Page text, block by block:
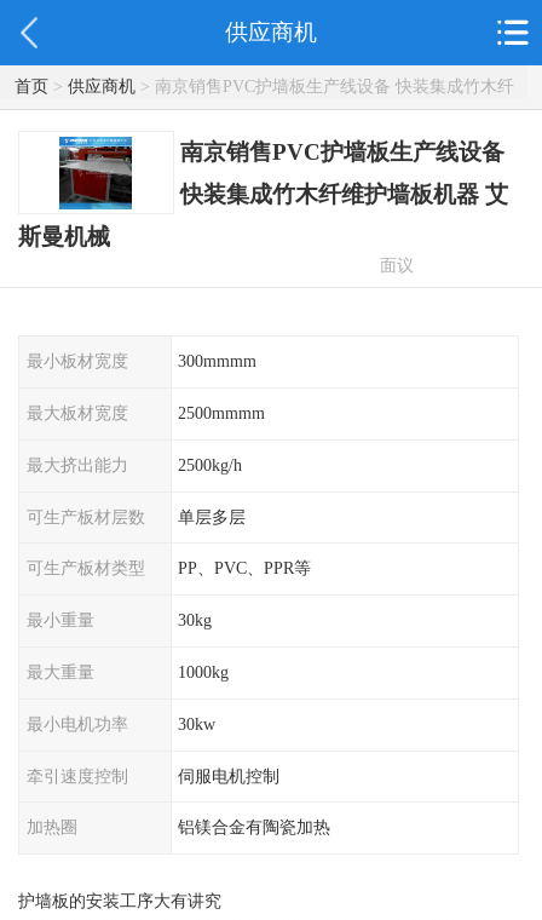
供应商机
首页> 供应商机> 南京销售PVC护墙板生产线设备 快装集成竹木纤
维护墙板机器 艾斯曼机械
南京销售PVC护墙板生产线设备
快装集成竹木纤维护墙板机器 艾
斯曼机械
面议
最小板材宽度 300mmmm
最大板材宽度 2500mmmm
最大挤出能力 2500kg/h
可生产板材层数 单层多层
可生产板材类型 PP、PVC、PPR等
最小重量 30kg
最大重量 1000kg
最小电机功率 30kw
牵引速度控制 伺服电机控制
加热圈 铝镁合金有陶瓷加热
护墙板的安装工序大有讲究